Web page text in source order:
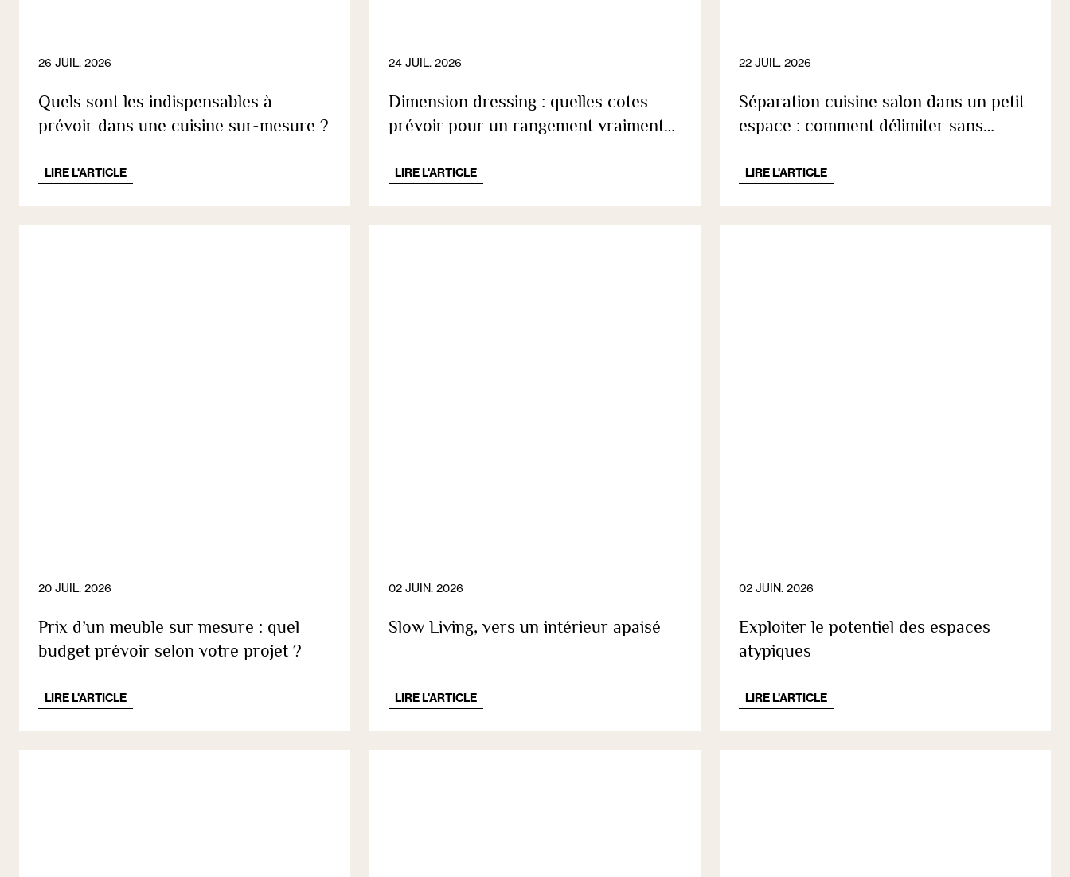
26 JUIL. 2026
Quels sont les indispensables à
prévoir dans une cuisine sur-mesure ?
LIRE L'ARTICLE
24 JUIL. 2026
Dimension dressing : quelles cotes
prévoir pour un rangement vraiment
LIRE L'ARTICLE
22 JUIL. 2026
Séparation cuisine salon dans un petit
espace : comment délimiter sans
LIRE L'ARTICLE
20 JUIL. 2026
Prix d’un meuble sur mesure : quel
budget prévoir selon votre projet ?
LIRE L'ARTICLE
02 JUIN. 2026
Slow Living, vers un intérieur apaisé
LIRE L'ARTICLE
02 JUIN. 2026
Exploiter le potentiel des espaces
atypiques
LIRE L'ARTICLE